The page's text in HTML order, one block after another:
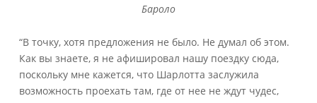
Бароло
“В точку, хотя предложения не было. Не думал об этом.
Как вы знаете, я не афишировал нашу поездку сюда,
поскольку мне кажется, что Шарлотта заслужила
возможность проехать там, где от нее не ждут чудес,